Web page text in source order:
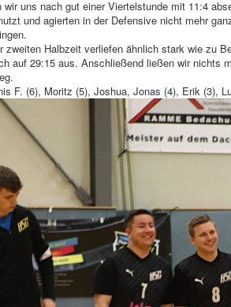
uns nach gut einer Viertelstunde mit 11:4
und agierten in der Defensive nicht mehr
zweiten Halbzeit verliefen ähnlich stark wie zu
auf 29:15 aus. Anschließend ließen wir nichts
F. (6), Moritz (5), Joshua, Jonas (4), Erik (3),